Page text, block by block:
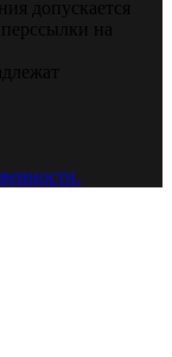
допускается
на